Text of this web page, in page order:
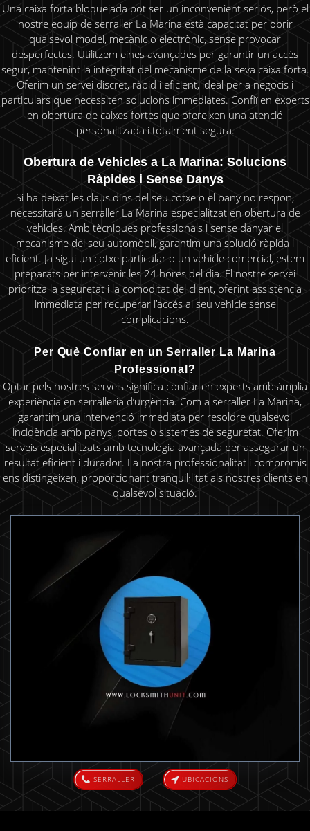
Una caixa forta bloquejada pot ser un inconvenient seriós, però el
nostre equip de serraller La Marina està capacitat per obrir
qualsevol model, mecànic o electrònic, sense provocar
desperfectes. Utilitzem eines avançades per garantir un accés
segur, mantenint la integritat del mecanisme de la seva caixa forta.
Oferim un servei discret, ràpid i eficient, ideal per a negocis i
particulars que necessiten solucions immediates. Confiï en experts
en obertura de caixes fortes que ofereixen una atenció
personalitzada i totalment segura.
Obertura de Vehicles a La Marina: Solucions
Ràpides i Sense Danys
Si ha deixat les claus dins del seu cotxe o el pany no respon,
necessitarà un serraller La Marina especialitzat en obertura de
vehicles. Amb tècniques professionals i sense danyar el
mecanisme del seu automòbil, garantim una solució ràpida i
eficient. Ja sigui un cotxe particular o un vehicle comercial, estem
preparats per intervenir les 24 hores del dia. El nostre servei
prioritza la seguretat i la comoditat del client, oferint assistència
immediata per recuperar l’accés al seu vehicle sense
complicacions.
Per Què Confiar en un Serraller La Marina
Professional?
Optar pels nostres serveis significa confiar en experts amb àmplia
experiència en serralleria d’urgència. Com a serraller La Marina,
garantim una intervenció immediata per resoldre qualsevol
incidència amb panys, portes o sistemes de seguretat. Oferim
serveis especialitzats amb tecnologia avançada per assegurar un
resultat eficient i durador. La nostra professionalitat i compromís
ens distingeixen, proporcionant tranquil·litat als nostres clients en
qualsevol situació.
SERRALLER UBICACIONS